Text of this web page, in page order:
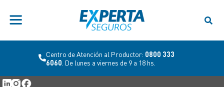
Centro de Atención al Productor: 0800 333
6060 . De lunes a viernes de 9 a 18 hs.